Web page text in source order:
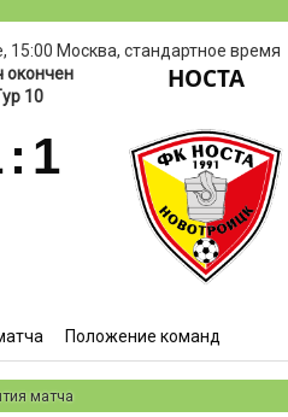
15:00 Москва, стандартное время
окончен
10
: 1
НОСТА
Положение команд
матча